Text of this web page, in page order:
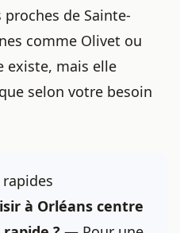
de Sainte-
comme Olivet ou
existe, mais elle
selon votre besoin
à Orléans centre